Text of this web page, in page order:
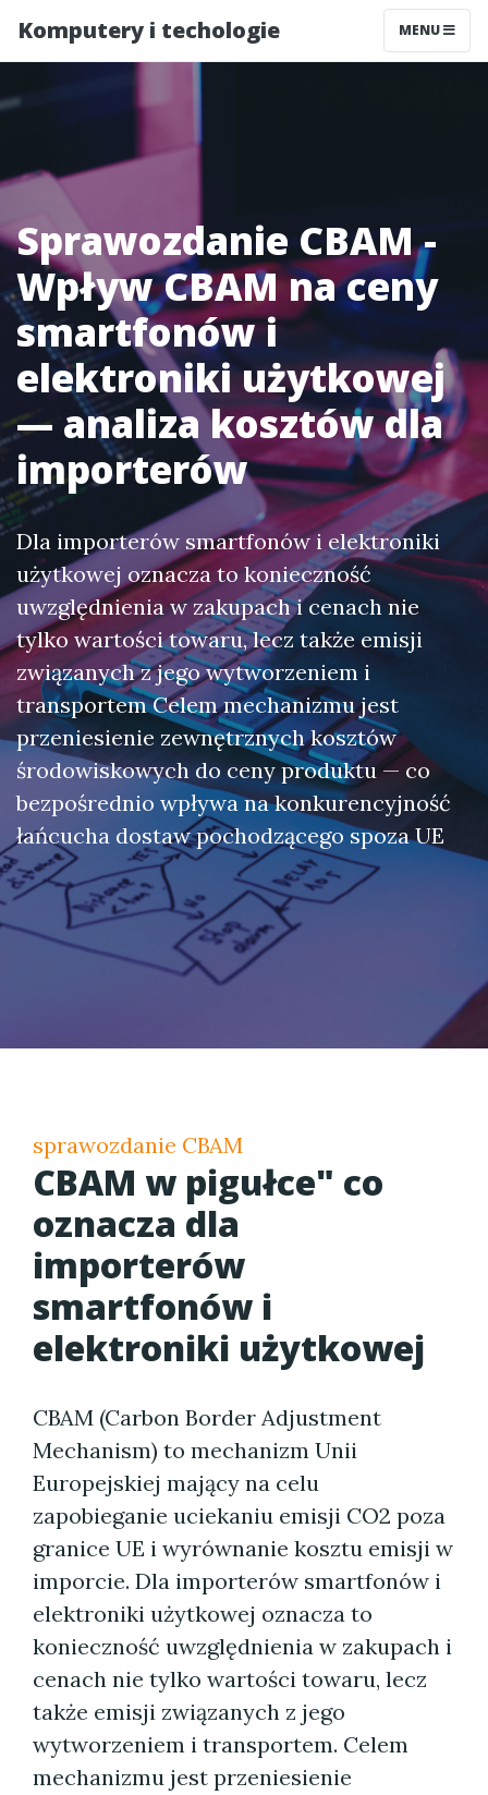
Komputery i techologie MENU
Sprawozdanie CBAM -
Wpływ CBAM na ceny
smartfonów i
elektroniki użytkowej
— analiza kosztów dla
importerów
Dla importerów smartfonów i elektroniki
użytkowej oznacza to konieczność
uwzględnienia w zakupach i cenach nie
tylko wartości towaru, lecz także emisji
związanych z jego wytworzeniem i
transportem Celem mechanizmu jest
przeniesienie zewnętrznych kosztów
środowiskowych do ceny produktu — co
bezpośrednio wpływa na konkurencyjność
łańcucha dostaw pochodzącego spoza UE
sprawozdanie CBAM
CBAM w pigułce" co
oznacza dla
importerów
smartfonów i
elektroniki użytkowej
CBAM (Carbon Border Adjustment
Mechanism) to mechanizm Unii
Europejskiej mający na celu
zapobieganie uciekaniu emisji CO2 poza
granice UE i wyrównanie kosztu emisji w
imporcie. Dla importerów smartfonów i
elektroniki użytkowej oznacza to
konieczność uwzględnienia w zakupach i
cenach nie tylko wartości towaru, lecz
także emisji związanych z jego
wytworzeniem i transportem. Celem
mechanizmu jest przeniesienie